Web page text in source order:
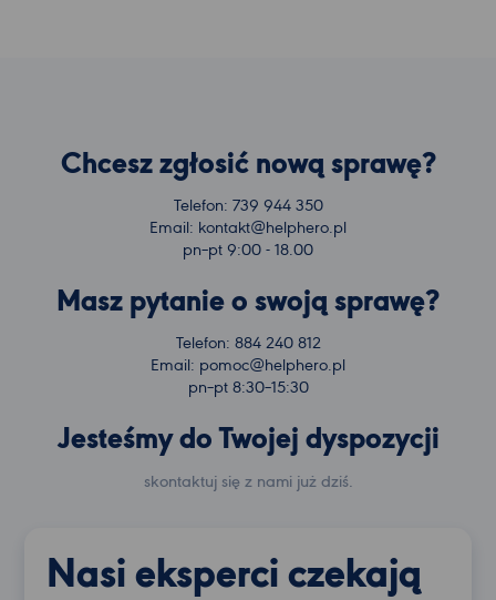
Chcesz zgłosić nową sprawę?
Telefon: 739 944 350
Email: kontakt@helphero.pl
pn–pt 9:00 - 18.00
Masz pytanie o swoją sprawę?
Telefon: 884 240 812
Email: pomoc@helphero.pl
pn–pt 8:30–15:30
Jesteśmy do Twojej dyspozycji
skontaktuj się z nami już dziś.
Nasi eksperci czekają